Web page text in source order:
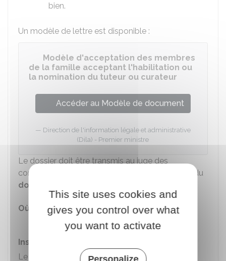
bien.
Un modèle de lettre est disponible :
Modèle d'acceptation des membres
de la famille acceptant l'habilitation ou
la nomination du tuteur ou curateur
Accéder au Modèle de document
Direction de l'information légale et administrative
(Dila) - Premier ministre
Le dossier doit être transmis au juge des
contentieux de la protection auprès du tribunal du
domicile de la personne à protéger
Où s'adresser ?
Tribunal judiciaire
Instruction de la demande
Le juge auditionne la personne à protéger et
This site uses cookies and
gives you control over what
you want to activate
Personalize